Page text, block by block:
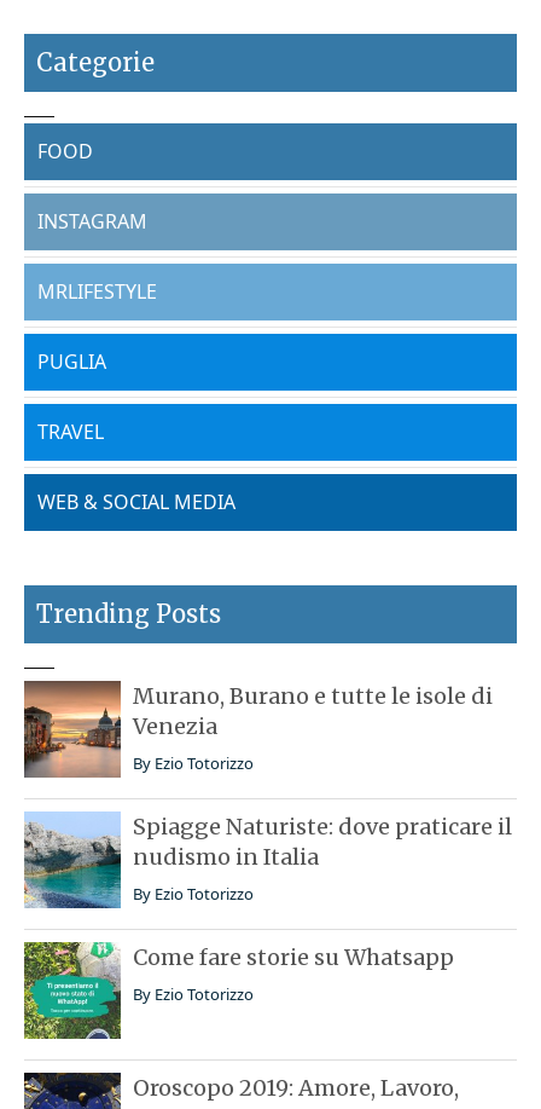
Categorie
FOOD
INSTAGRAM
MRLIFESTYLE
PUGLIA
TRAVEL
WEB & SOCIAL MEDIA
Trending Posts
Murano, Burano e tutte le isole di
Venezia
By Ezio Totorizzo
Spiagge Naturiste: dove praticare il
nudismo in Italia
By Ezio Totorizzo
Come fare storie su Whatsapp
By Ezio Totorizzo
Oroscopo 2019: Amore, Lavoro,